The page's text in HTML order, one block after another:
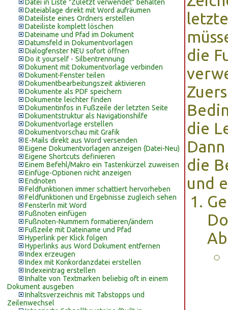
Datei in Liste "Zuletzt verwendet" behalten
Dateiablage direkt mit Word aufräumen
Dateiliste eines Ordners erstellen
Dateiliste komplett löschen
Dateiname und Pfad im Dokument
Datumsfeld in Dokumentvorlagen
Dialogfenster NEU sofort öffnen
Do it yourself - Silbentrennung
Dokument mit Dokumentvorlage verbinden
Dokument-Fenster teilen
Dokumentbearbeitungszeit aktivieren
Dokumente als PDF speichern
Dokumente leichter finden
Dokumentinfos in Fußzeile der letzten Seite
Dokumentstruktur als Navigationshilfe
Dokumentvorlage erstellen
Dokumentvorschau mit Grafik
E-Mails direkt aus Word versenden
Eigene Dokumentvorlagen anzeigen (Datei-Neu)
Eigene Shortcuts definieren
Einem Befehl/Makro ein Tastenkürzel zuweisen
Einfüge-Optionen nicht anzeigen
Endnoten
Feldfunktionen immer schattiert hervorheben
Feldfunktionen und Ergebnisse zugleich sehen
Fensterln mit Word
Fußnoten einfügen
Fußnoten-Nummern formatieren/ändern
Fußzeile mit Dateiname und Pfad
Hyperlink per Klick folgen
Hyperlinks aus Word Dokument entfernen
Index erzeugen
Index mit Konkordanzdatei erstellen
Indexeintrag erstellen
Inhalte von Textmarken beliebig oft in einem
Dokument ausgeben
Inhaltsverzeichnis mit Tabstopps und
Zeilenwechsel
die
die
die
und